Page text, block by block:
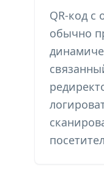
QR-код с
обычно